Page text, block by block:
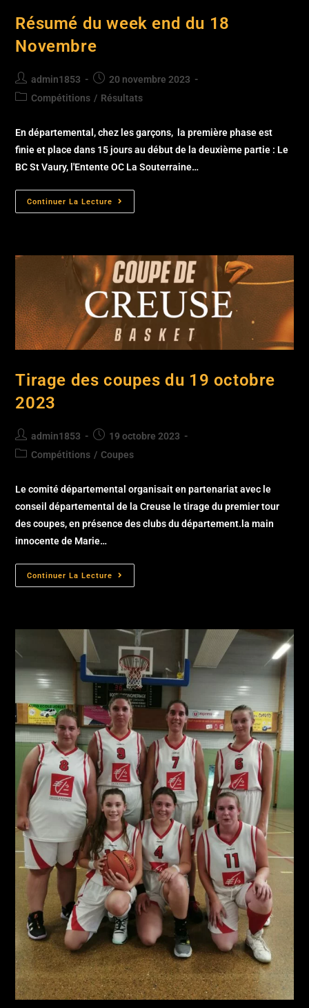
Résumé du week end du 18
Novembre
admin1853
20 novembre 2023
Compétitions / Résultats
En départemental, chez les garçons, la première phase est
finie et place dans 15 jours au début de la deuxième partie : Le
BC St Vaury, l'Entente OC La Souterraine…
Continuer La Lecture
Tirage des coupes du 19 octobre
2023
admin1853
19 octobre 2023
Compétitions / Coupes
Le comité départemental organisait en partenariat avec le
conseil départemental de la Creuse le tirage du premier tour
des coupes, en présence des clubs du département.la main
innocente de Marie…
Continuer La Lecture